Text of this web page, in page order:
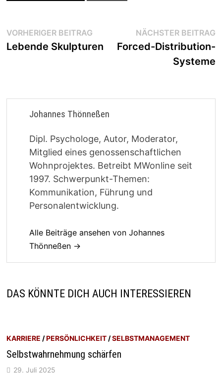
Beitragsnavigation
VORHERIGER BEITRAG Vorheriger
Beitrag:
Lebende Skulpturen
NÄCHSTER BEITRAG
Forced-Distribution-
Systeme
Johannes Thönneßen
Dipl. Psychologe, Autor, Moderator,
Mitglied eines genossenschaftlichen
Wohnprojektes. Betreibt MWonline seit
1997. Schwerpunkt-Themen:
Kommunikation, Führung und
Personalentwicklung.
Alle Beiträge ansehen von Johannes
Thönneßen →
DAS KÖNNTE DICH AUCH INTERESSIEREN
KARRIERE /PERSÖNLICHKEIT /SELBSTMANAGEMENT
Selbstwahrnehmung schärfen
29. Juli 2025